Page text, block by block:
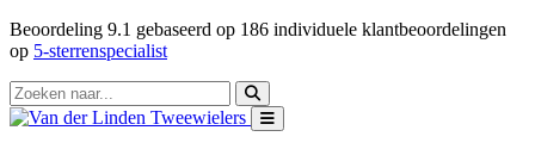
Beoordeling 9.1 gebaseerd op 186 individuele klantbeoordelingen
op 5-sterrenspecialist